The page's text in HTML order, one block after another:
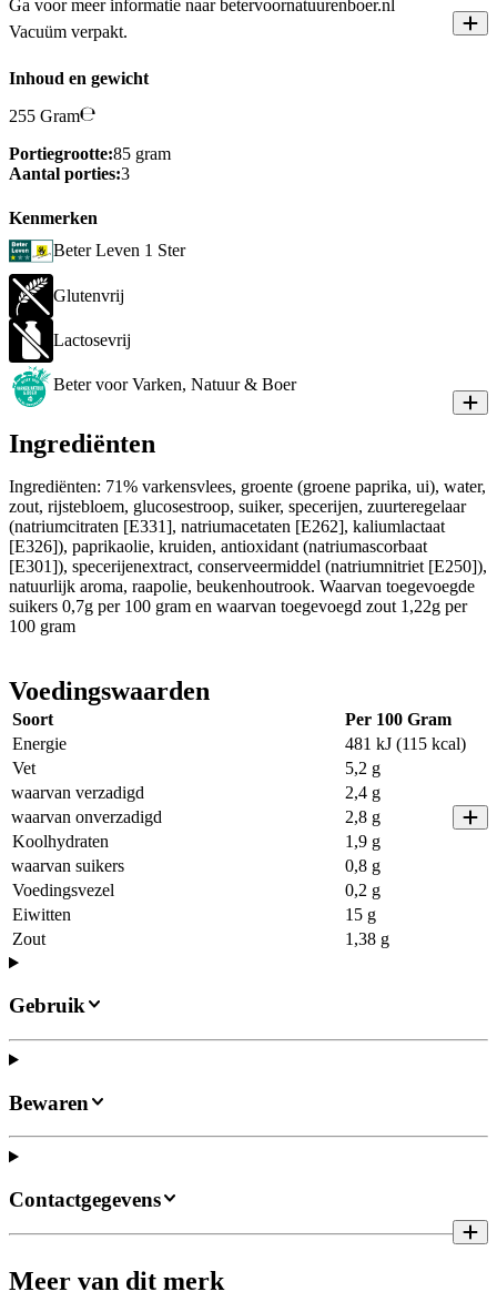
Ga voor meer informatie naar betervoornatuurenboer.nl
Vacuüm verpakt.
Inhoud en gewicht
255 Gram
Portiegrootte:85 gram
Aantal porties:3
Kenmerken
Beter Leven 1 Ster
Glutenvrij
Lactosevrij
Beter voor Varken, Natuur & Boer
Ingrediënten
Ingrediënten: 71% varkensvlees, groente (groene paprika, ui), water,
zout, rijstebloem, glucosestroop, suiker, specerijen, zuurteregelaar
(natriumcitraten [E331], natriumacetaten [E262], kaliumlactaat
[E326]), paprikaolie, kruiden, antioxidant (natriumascorbaat
[E301]), specerijenextract, conserveermiddel (natriumnitriet [E250]),
natuurlijk aroma, raapolie, beukenhoutrook. Waarvan toegevoegde
suikers 0,7g per 100 gram en waarvan toegevoegd zout 1,22g per
100 gram
Voedingswaarden
Soort
Per 100 Gram
Energie
481 kJ (115 kcal)
Vet
5,2 g
waarvan verzadigd
2,4 g
waarvan onverzadigd
2,8 g
Koolhydraten
1,9 g
waarvan suikers
0,8 g
Voedingsvezel
0,2 g
Eiwitten
15 g
Zout
1,38 g
Gebruik
Bewaren
Contactgegevens
Meer van dit merk